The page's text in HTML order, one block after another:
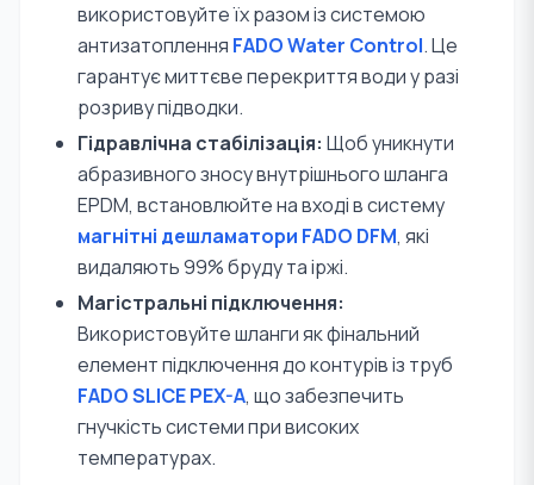
використовуйте їх разом із системою
антизатоплення FADO Water Control. Це
гарантує миттєве перекриття води у разі
розриву підводки.
Гідравлічна стабілізація: Щоб уникнути
абразивного зносу внутрішнього шланга
EPDM, встановлюйте на вході в систему
магнітні дешламатори FADO DFM, які
видаляють 99% бруду та іржі.
Магістральні підключення:
Використовуйте шланги як фінальний
елемент підключення до контурів із труб
FADO SLICE PEX-A, що забезпечить
гнучкість системи при високих
температурах.